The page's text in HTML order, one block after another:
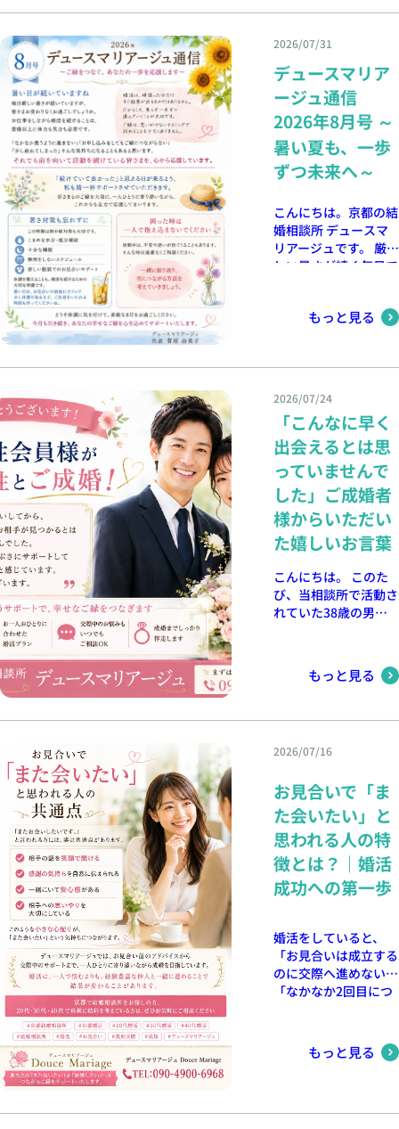
のでしょうか？」 今
係についてお話しした
いと思います。 家族
と過ごす時間が増える
から お盆は帰省や親
族の集まりなど、家族
と過ごす時間が増える
時期です。 普段は仕
事や日常生活に追わ
てゆっくり考える機会
が少ない方も、お盆に
なると自然と人生につ
いて考える時間が生ま
ることもあるでしょ
う。 また、兄弟姉妹
成長を見ることで、
い」と感じる方も少な
くありません。 友人
の結婚報告がきっかけ
になることも 久しぶ
りに友人と再会した
際、 「結婚したよ」
「子どもが生まれた
よ」「家を建てたよ」
という話を聞くことが
人それぞれ人生のペー
スは異なります。 し
かし、友人の幸せそう
うかな」と思うことは
自然なことです。 実
活をスタートされる方
います。 婚活を始め
グ お盆休みはまとま
った時間を確保しやす
いため、婚活の準備を
始めるには最適な時期
です。 ・どんな結婚
生活を送りたいのか考
える ・理想のパート
婚活サービスについて
調べる ・結婚相談所
へ相談してみる この
ような行動をゆっくり
始めよう」と思ってい
るだけでは前に進みま
縁が広がっていきま
2026/07/31
デュースマリア
ージュ通信
2026年8月号 ～
暑い夏も、一歩
ずつ未来へ～
こんにちは。京都の結
婚相談所 デュースマ
リアージュです。 厳
しい暑さが続く毎日で
か。 婚活は、頑張っ
ん。 「なかなかお見
合いが成立しない」
「交際が思うように進
まない」「少し疲れて
しまった…」 そんな
お気持ちになることも
あるかもしれません。
それでも、ご縁は思い
がけないタイミングで
訪れることがありま
す。焦らず、一歩ずつ
前に進んでいくこと
が、ご成婚への近道で
す。 デュースマリア
ージュでは、会員様一
良かった」と思ってい
夏の婚活は体調管理も
合いやデートで外出す
る機会も多くなりま
す。 暑い日には、無
理をせず、 こまめな
水分・塩分補給 十分
な睡眠 ゆとりのある
スケジュール 涼しい
体調を整えながら活動
を続けていきましょ
う。 お見合いの前後
にカフェで少し休憩す
大切です。 一人で悩
もっと見る
2026/07/24
「こんなに早く
出会えるとは思
っていませんで
した」ご成婚者
様からいただい
た嬉しいお言葉
こんにちは。 このた
び、当相談所で活動さ
れていた38歳の男性
た。 ご成婚後、会員
様からこのようなお言
「昨年菅原さんにお会
までに早くお相手が見
ていませんでした。こ
れも菅原さんがつぶさ
にサポートしてくださ
ったおかげだと感じて
います。本当にありが
とうございます。」
仲人として、このよう
ことは何よりの喜びで
す。 婚活は「一人で
頑張る」ものではあり
ません 婚活を始める
時、多くの方が不安を
に合う人と出会えるだ
ろうか 交際が続くだ
のような気持ちは決し
もっと見る
2026/07/16
お見合いで「ま
た会いたい」と
思われる人の特
徴とは？｜婚活
成功への第一歩
婚活をしていると、
「お見合いは成立する
のに交際へ進めない」
「なかなか2回目につ
ん。 実は、お見合い
で「また会いたい」と
す。 今回は、結婚相
もっと見る